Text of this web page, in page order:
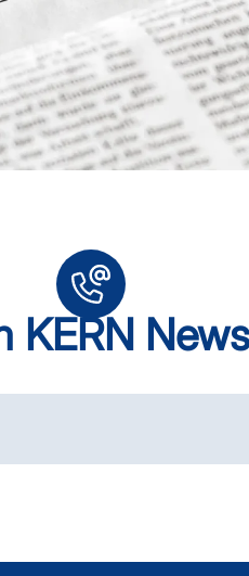
KERN